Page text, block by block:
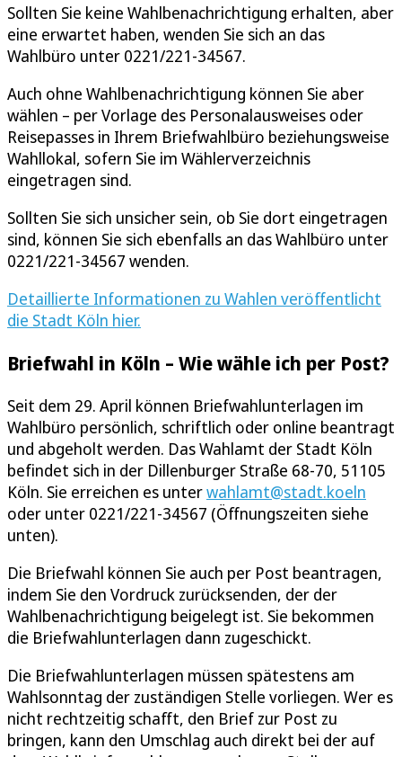
Sollten Sie keine Wahlbenachrichtigung erhalten, aber
eine erwartet haben, wenden Sie sich an das
Wahlbüro unter 0221/221-34567.
Auch ohne Wahlbenachrichtigung können Sie aber
wählen – per Vorlage des Personalausweises oder
Reisepasses in Ihrem Briefwahlbüro beziehungsweise
Wahllokal, sofern Sie im Wählerverzeichnis
eingetragen sind.
Sollten Sie sich unsicher sein, ob Sie dort eingetragen
sind, können Sie sich ebenfalls an das Wahlbüro unter
0221/221-34567 wenden.
Detaillierte Informationen zu Wahlen veröffentlicht
die Stadt Köln hier.
Briefwahl in Köln – Wie wähle ich per Post?
Seit dem 29. April können Briefwahlunterlagen im
Wahlbüro persönlich, schriftlich oder online beantragt
und abgeholt werden. Das Wahlamt der Stadt Köln
befindet sich in der Dillenburger Straße 68-70, 51105
Köln. Sie erreichen es unterwahlamt@stadt.koeln
oder unter 0221/221-34567 (Öffnungszeiten siehe
unten).
Die Briefwahl können Sie auch per Post beantragen,
indem Sie den Vordruck zurücksenden, der der
Wahlbenachrichtigung beigelegt ist. Sie bekommen
die Briefwahlunterlagen dann zugeschickt.
Die Briefwahlunterlagen müssen spätestens am
Wahlsonntag der zuständigen Stelle vorliegen. Wer es
nicht rechtzeitig schafft, den Brief zur Post zu
bringen, kann den Umschlag auch direkt bei der auf